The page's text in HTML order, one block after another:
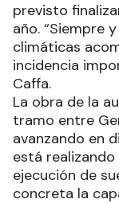
previsto
año. “Siempre
climáticas
incidencia
Caffa.
La obra de la
tramo entre
avanzando en
está
ejecución de
concreta la